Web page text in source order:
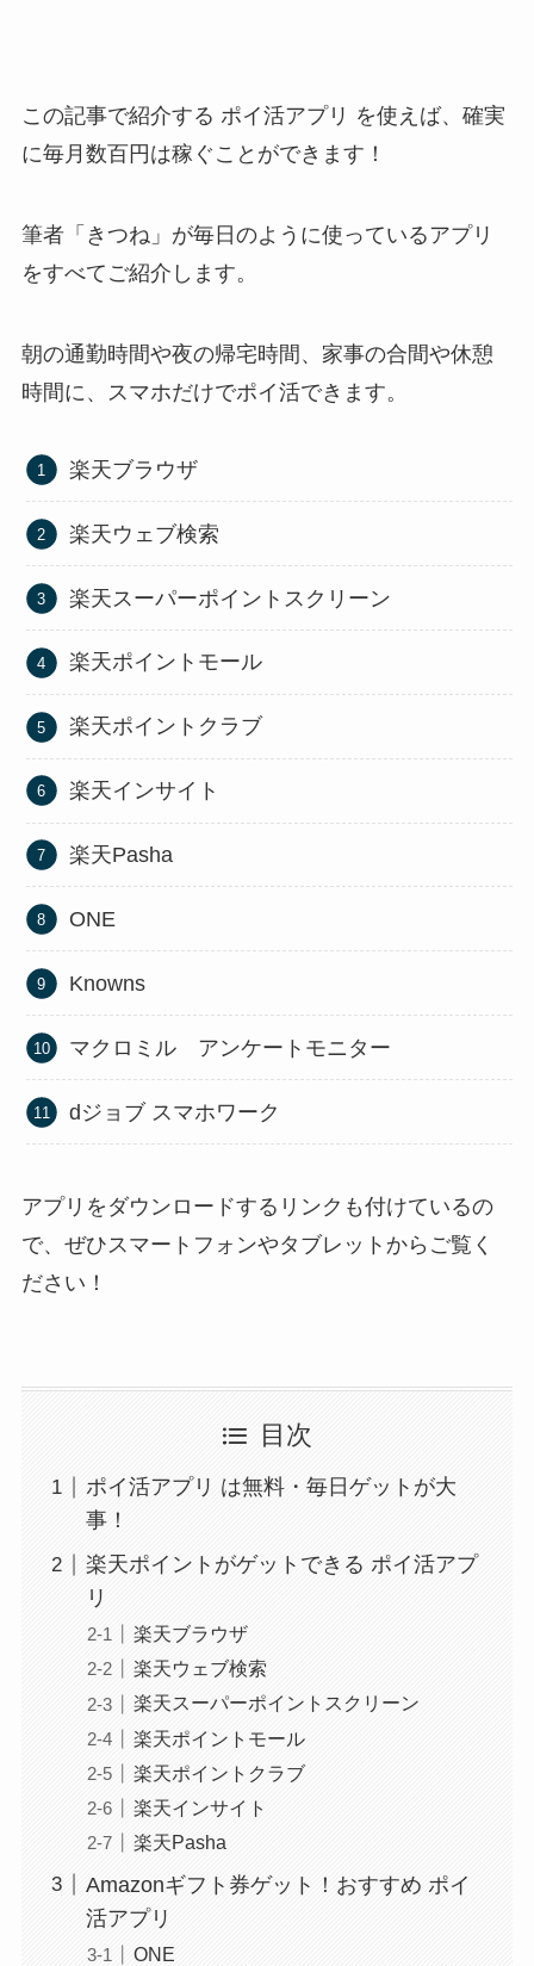
この記事で紹介する ポイ活アプリ を使えば、確実
に毎月数百円は稼ぐことができます！
筆者「きつね」が毎日のように使っているアプリ
をすべてご紹介します。
朝の通勤時間や夜の帰宅時間、家事の合間や休憩
時間に、スマホだけでポイ活できます。
楽天ブラウザ
楽天ウェブ検索
楽天スーパーポイントスクリーン
楽天ポイントモール
楽天ポイントクラブ
楽天インサイト
楽天Pasha
ONE
Knowns
マクロミル アンケートモニター
dジョブ スマホワーク
アプリをダウンロードするリンクも付けているの
で、ぜひスマートフォンやタブレットからご覧く
ださい！
目次
ポイ活アプリ は無料・毎日ゲットが大
事！
楽天ポイントがゲットできる ポイ活アプ
リ
楽天ブラウザ
楽天ウェブ検索
楽天スーパーポイントスクリーン
楽天ポイントモール
楽天ポイントクラブ
楽天インサイト
楽天Pasha
Amazonギフト券ゲット！おすすめ ポイ
活アプリ
ONE